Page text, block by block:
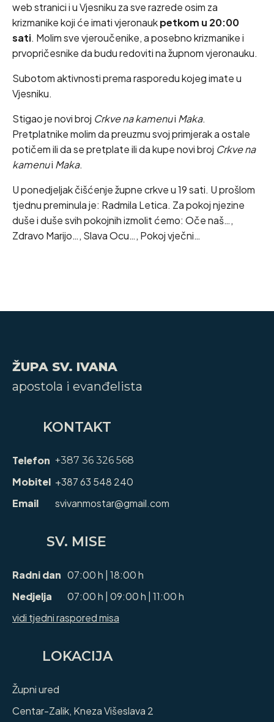
web stranici i u Vjesniku za sve razrede osim za
krizmanike koji će imati vjeronaukpetkom u 20:00
sati. Molim sve vjeroučenike, a posebno krizmanike i
prvopričesnike da budu redoviti na župnom vjeronauku.
Subotom aktivnosti prema rasporedu kojeg imate u
Vjesniku.
Stigao je novi broj Crkve na kamenui Maka.
Pretplatnike molim da preuzmu svoj primjerak a ostale
potičem ili da se pretplate ili da kupe novi broj Crkve na
kamenui Maka.
U ponedjeljak čišćenje župne crkve u 19 sati. U prošlom
tjednu preminula je: Radmila Letica. Za pokoj njezine
duše i duše svih pokojnih izmolit ćemo: Oče naš…,
Zdravo Marijo…, Slava Ocu…, Pokoj vječni…
ŽUPA SV. IVANA
apostola i evanđelista
KONTAKT
Telefon +387 36 326 568
Mobitel +387 63 548 240
Email
svivanmostar@gmail.com
SV. MISE
Radni dan 07:00 h | 18:00 h
Nedjelja
07:00 h | 09:00 h | 11:00 h
vidi tjedni raspored misa
LOKACIJA
Župni ured
Centar-Zalik, Kneza Višeslava 2